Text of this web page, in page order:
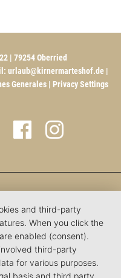
| 79254 Oberried
urlaub@kirnermarteshof.de|
Generales| Privacy Settings
and third-party
When you click the
enabled (consent).
third-party
for various purposes.
basis and third party